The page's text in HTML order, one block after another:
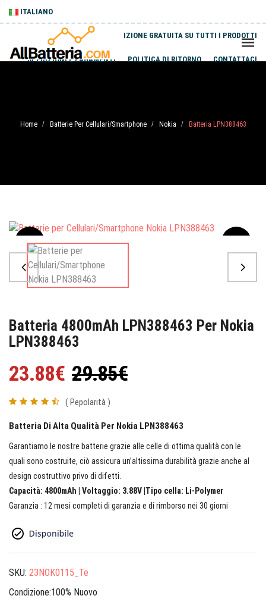
ITALIANO
SPEDIZIONE GRATUITA SU TUTTI I PRODOTTI
SPEDIZIONI E PAGAMENTI POLITICA DI RITORNO CONTATTACI
Home / Batterie Per Cellulari/Smartphone / Nokia / Batteria LPN388463
Sale
Batteria 4800mAh LPN388463 Per Nokia
LPN388463
23.88€ 29.85€
( Pepolarità )
Batteria Di Alta Qualità Per Nokia LPN388463
Garantiamo le nostre batterie grazie alle celle di ottima qualità con le
quali sono costruite, ciò assicura un’altissima durabilità grazie anche al
design costruttivo privo di difetti.
Capacità: 4800mAh | Voltaggio: 3.88V |Tipo cella: Li-Polymer
Garanzia : 12 mesi completi di garanzia e di rimborso nei 30 giorni
SKU: 23NOK0115_Te
Condizione:100% Nuovo